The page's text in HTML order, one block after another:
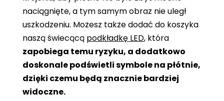
naciągnięte, a tym samym obraz nie uległ
uszkodzeniu. Możesz także dodać do koszyka
naszą świecącą podkładkę LED, która
zapobiega temu ryzyku, a dodatkowo
doskonale podświetli symbole na płótnie,
dzięki czemu będą znacznie bardziej
widoczne.